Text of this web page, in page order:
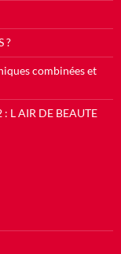
?
combinées et
L AIR DE BEAUTE